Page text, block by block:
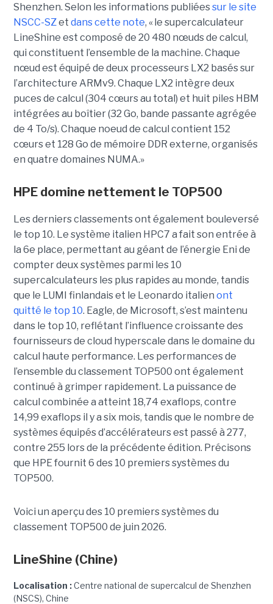
Shenzhen. Selon les informations publiéessur le site
NSCC-SZet dans cette note, « le supercalculateur
LineShine est composé de 20 480 nœuds de calcul,
qui constituent l’ensemble de la machine. Chaque
nœud est équipé de deux processeurs LX2 basés sur
l’architecture ARMv9. Chaque LX2 intègre deux
puces de calcul (304 cœurs au total) et huit piles HBM
intégrées au boîtier (32 Go, bande passante agrégée
de 4 To/s). Chaque noeud de calcul contient 152
cœurs et 128 Go de mémoire DDR externe, organisés
en quatre domaines NUMA.»
HPE domine nettement le TOP500
Les derniers classements ont également bouleversé
le top 10. Le système italien HPC7 a fait son entrée à
la 6e place, permettant au géant de l’énergie Eni de
compter deux systèmes parmi les 10
supercalculateurs les plus rapides au monde, tandis
que le LUMI finlandais et le Leonardo italien ont
quitté le top 10. Eagle, de Microsoft, s’est maintenu
dans le top 10, reflétant l’influence croissante des
fournisseurs de cloud hyperscale dans le domaine du
calcul haute performance. Les performances de
l’ensemble du classement TOP500 ont également
continué à grimper rapidement. La puissance de
calcul combinée a atteint 18,74 exaflops, contre
14,99 exaflops il y a six mois, tandis que le nombre de
systèmes équipés d’accélérateurs est passé à 277,
contre 255 lors de la précédente édition. Précisons
que HPE fournit 6 des 10 premiers systèmes du
TOP500.
Voici un aperçu des 10 premiers systèmes du
classement TOP500 de juin 2026.
LineShine (Chine)
Localisation :Centre national de supercalcul de Shenzhen
(NSCS), Chine